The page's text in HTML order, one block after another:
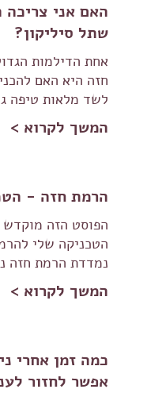
האם אני
שתל סיליקון?
אחת הדילמות
חזה היא האם
לשד מלאות טיפה
המשך לקרוא >
הרמת חזה -
הפוסט הזה
הטכניקה שלי
נמדדת הרמת חזה
המשך לקרוא >
כמה זמן אחרי
אפשר לחזור